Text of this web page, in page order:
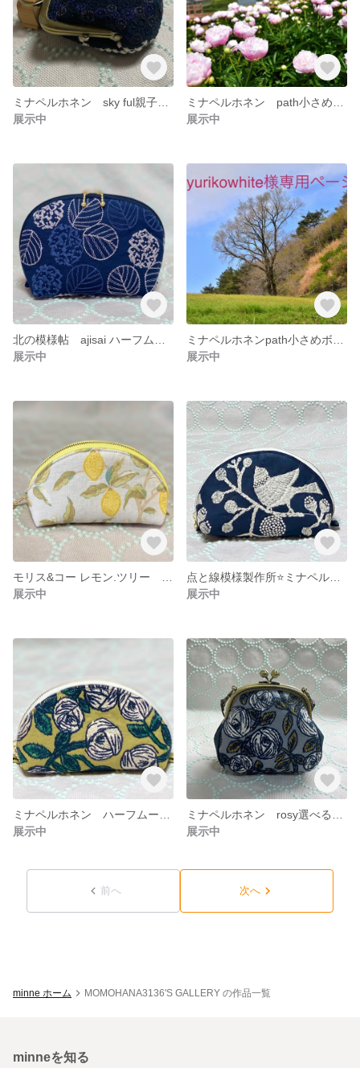
展示中
展示中
展示中
展示中
展示中
展示中
展示中
展示中
前へ 次へ
minne ホーム MOMOHANA3136'S GALLERY の作品一覧
minneを知る